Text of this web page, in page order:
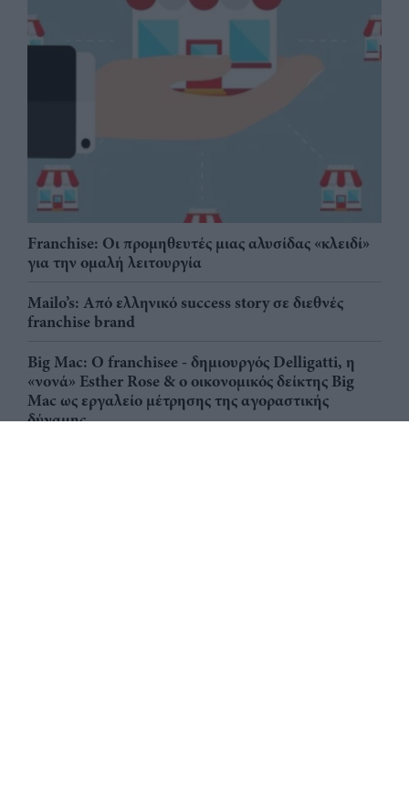
Franchise: Οι προμηθευτές μιας αλυσίδας «κλειδί»
για την ομαλή λειτουργία
Mailo’s: Από ελληνικό success story σε διεθνές
franchise brand
Big Mac: Ο franchisee - δημιουργός Delligatti, η
«νονά» Esther Rose & ο οικονομικός δείκτης Big
Mac ως εργαλείο μέτρησης της αγοραστικής
δύναμης